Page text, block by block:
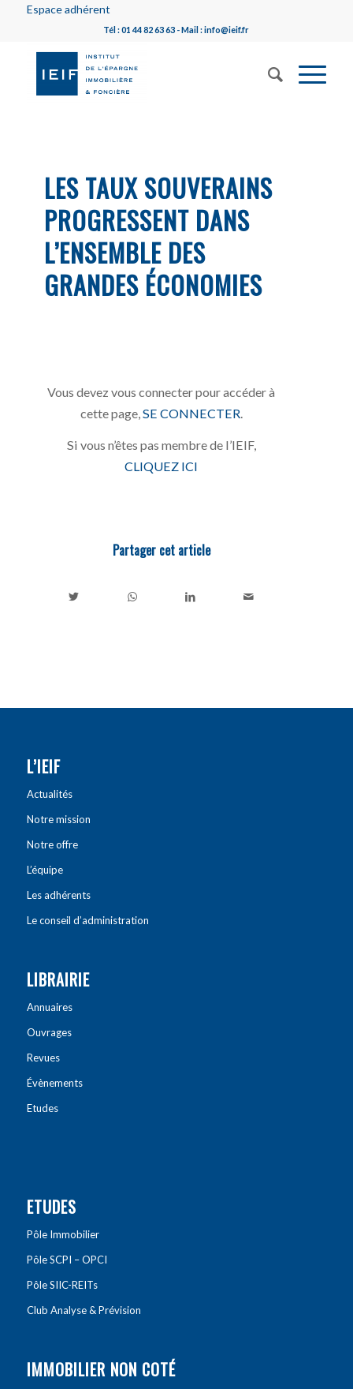
Espace adhérent
Tél : 01 44 82 63 63 - Mail : info@ieif.fr
LES TAUX SOUVERAINS
PROGRESSENT DANS
L’ENSEMBLE DES
GRANDES ÉCONOMIES
Vous devez vous connecter pour accéder à
cette page, SE CONNECTER
Si vous n’êtes pas membre de l’IEIF,
CLIQUEZ ICI
Partager cet article
L’IEIF
Actualités
Notre mission
Notre offre
L’équipe
Les adhérents
Le conseil d’administration
LIBRAIRIE
Annuaires
Ouvrages
Revues
Évènements
Etudes
ETUDES
Pôle Immobilier
Pôle SCPI – OPCI
Pôle SIIC-REITs
Club Analyse & Prévision
IMMOBILIER NON COTÉ